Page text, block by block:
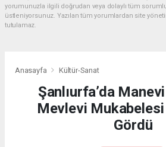
yorumunuzla ilgili doğrudan veya dolaylı tüm
üstleniyorsunuz. Yazılan tüm yorumlardan site
tutulamaz.
Anasayfa Kültür-Sanat
Şanlıurfa’da
Mevlevi
Gördü